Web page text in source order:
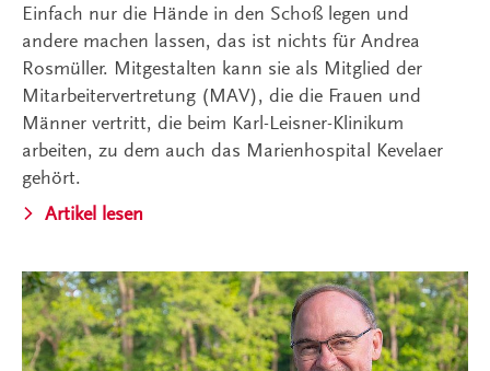
Einfach nur die Hände in den Schoß legen und
andere machen lassen, das ist nichts für Andrea
Rosmüller. Mitgestalten kann sie als Mitglied der
Mitarbeitervertretung (MAV), die die Frauen und
Männer vertritt, die beim Karl-Leisner-Klinikum
arbeiten, zu dem auch das Marienhospital Kevelaer
gehört.
Artikel lesen